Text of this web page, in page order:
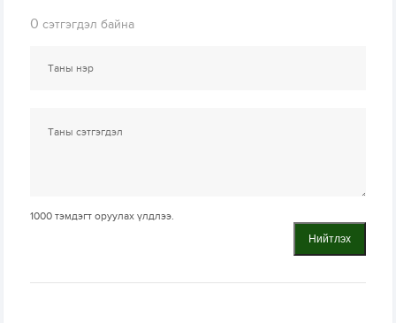
0 сэтгэгдэл байна
1000 тэмдэгт оруулах үлдлээ.
Нийтлэх